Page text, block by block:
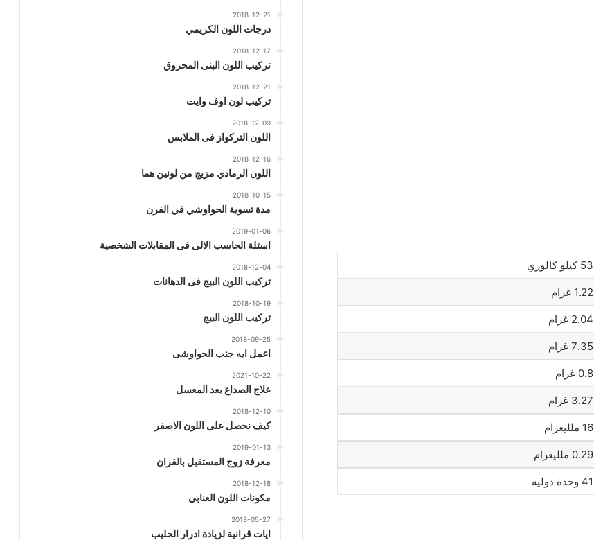
53 كيلو كالوري
1.22 غرام
2.04 غرام
7.35 غرام
0.8 غرام
3.27 غرام
16 ملليغرام
0.29 ملليغرام
41 وحدة دولية
2018-12-21
درجات اللون الكريمي
2018-12-17
تركيب اللون البنى المحروق
2018-12-21
تركيب لون اوف وايت
2018-12-09
اللون التركواز فى الملابس
2018-12-16
اللون الرمادي مزيج من لونين هما
2018-10-15
مدة تسوية الحواوشي في الفرن
2019-01-06
اسئلة الحاسب الالى فى المقابلات الشخصية
2018-12-04
تركيب اللون البيج فى الدهانات
2018-10-19
تركيب اللون البيج
2018-09-25
اعمل ايه جنب الحواوشى
2021-10-22
علاج الصداع بعد المعسل
2018-12-10
كيف نحصل على اللون الاصفر
2019-01-13
معرفة زوج المستقبل بالقران
2018-12-18
مكونات اللون العنابي
2018-05-27
ايات قرانية لزيادة ادرار الحليب